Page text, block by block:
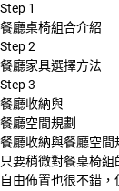
Step 1
餐廳桌椅組合介紹
Step2
餐廳家具選擇方法
Step3
餐廳收納與
餐廳空間規劃
餐廳收納與餐廳空間
只要稍微對餐桌椅
自由佈置也很不錯